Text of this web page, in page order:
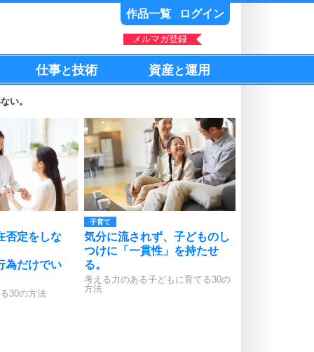
作品一覧 ログイン
メルマガ登録
仕事と技術 資産と運用
い。
否定をしな
為だけでい
30の方法
子育て
気分に流されず、子どものし
つけに「一貫性」を持たせ
る。
考える力のある子どもに育てる30の
方法